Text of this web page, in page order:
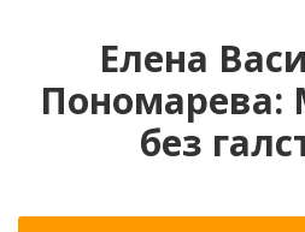
Елена
Пономарева:
без